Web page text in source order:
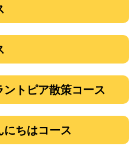
トピア散策コース
にちはコース